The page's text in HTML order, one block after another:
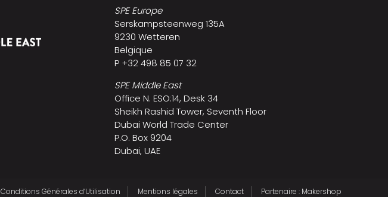
SPE Europe
Serskampsteenweg 135A
9230 Wetteren
Belgique
P +32 498 85 07 32
SPE Middle East
Office N. ESO:14, Desk 34
Sheikh Rashid Tower, Seventh Floor
Dubai World Trade Center
P.O. Box 9204
Dubai, UAE
Conditions Générales d’Utilisation Mentions légales Contact Partenaire : Makershop